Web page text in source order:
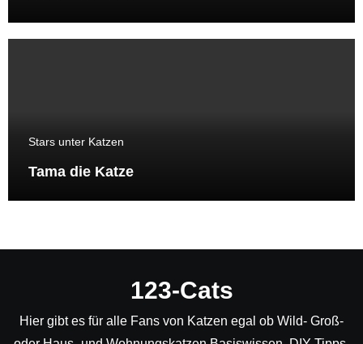
Stars unter Katzen
Tama die Katze
123-Cats
Hier gibt es für alle Fans von Katzen egal ob Wild- Groß-